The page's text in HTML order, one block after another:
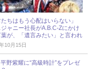
たちはもう心配はいらない」
ャニー社長がA.B.C-Zにかけ
葉が、「遺言みたい」と言われ
10月15日
野紫耀に“高級時計”をプレゼ